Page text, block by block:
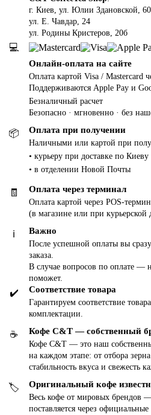
г. Киев, ул. Юлии Здановской,
ул. Е. Чавдар, 24
ул. Родины Кристеров, 20б
💻
Онлайн-оплата на сайте
Оплата картой Visa / Mastercard
Поддерживаются Apple Pay и
Безналичный расчет
Безопасно · мгновенно · без
📦 Оплата при получении
Наличными или картой при
• курьеру при доставке по Киеву
• в отделении Новой Почты
🧾 Оплата через терминал
Оплата картой через POS-
(в магазине или при курьерской
ℹ️ Важно
После успешной оплаты вы
заказа.
В случае вопросов по оплате —
поможет.
✔️ Соответствие товара
Гарантируем соответствие
комплектации.
☕️ Кофе C&T — собственный
Кофе C&T — это наш
на каждом этапе: от отбора
стабильность вкуса и свежесть
🏷 Оригинальный кофе
Весь кофе от мировых брендов
поставляется через